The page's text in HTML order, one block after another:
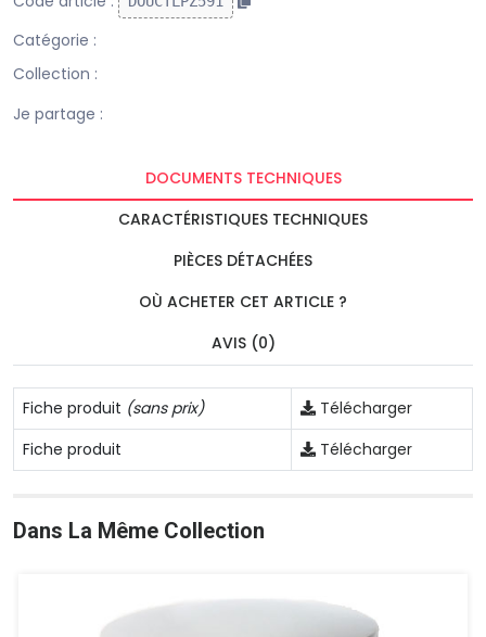
Catégorie :
Collection :
Je partage :
DOCUMENTS TECHNIQUES
CARACTÉRISTIQUES TECHNIQUES
PIÈCES DÉTACHÉES
OÙ ACHETER CET ARTICLE ?
AVIS (0)
Fiche produit (sans prix)
Télécharger
Fiche produit
Télécharger
Dans La Même Collection